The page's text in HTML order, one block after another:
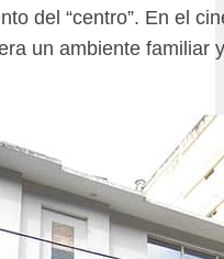
del “centro”. En el
un ambiente familiar